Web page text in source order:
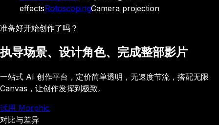
effectsRotoscopingCamera projection
准备好开始创作了吗？
执导场景、设计角色、完成整部影片
一站式 AI 创作平台，定价简单透明，无速度节流，搭配无限
Canvas，让创作发挥到极致。
试用 Morphic
对比与差异